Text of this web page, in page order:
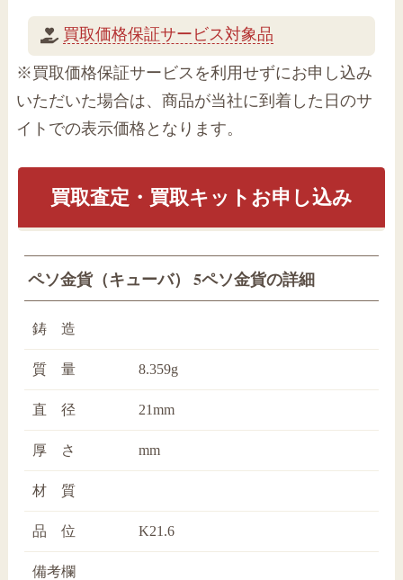
買取価格保証サービス対象品
※買取価格保証サービスを利用せずにお申し込み
いただいた場合は、商品が当社に到着した日のサ
イトでの表示価格となります。
買取査定・買取キットお申し込み
ペソ金貨（キューバ） 5ペソ金貨の詳細
鋳 造
質 量 8.359g
直 径 21mm
厚 さ mm
材 質
品 位 K21.6
備考欄